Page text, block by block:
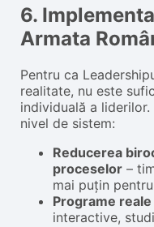
6.
Armata
Pentru ca
realitate, nu este
individuală a
nivel de sistem:
Reducerea
proceselor –
mai puțin
Programe
interactive,